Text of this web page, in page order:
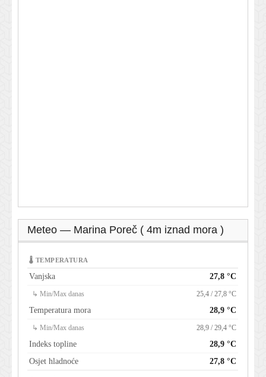
Meteo — Marina Poreč ( 4m iznad mora )
🌡 TEMPERATURA
Vanjska 27,8 °C
↳ Min/Max danas 25,4 / 27,8 °C
Temperatura mora 28,9 °C
↳ Min/Max danas 28,9 / 29,4 °C
Indeks topline
28,9 °C
Osjet hladnoće
27,8 °C